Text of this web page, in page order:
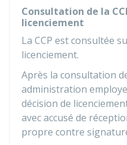
Consultation de la
licenciement
La CCP est consultée
licenciement.
Après la consultation
administration
décision de
avec accusé de
propre contre